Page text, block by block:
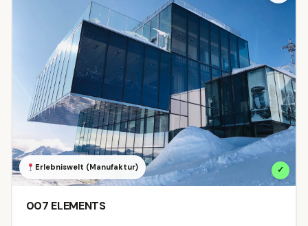
Erlebniswelt (Manufaktur) ✓
007 ELEMENTS